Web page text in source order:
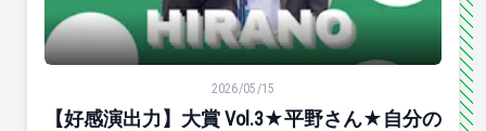
【好感演出力】大賞 Vol.3★平野さん★自分の言動が組織
2026/05/15
【好感演出力】大賞 Vol.3★平野さん★自分の